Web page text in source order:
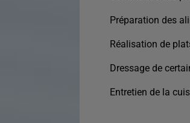
Préparation des
Réalisation de
Dressage de
Entretien de la